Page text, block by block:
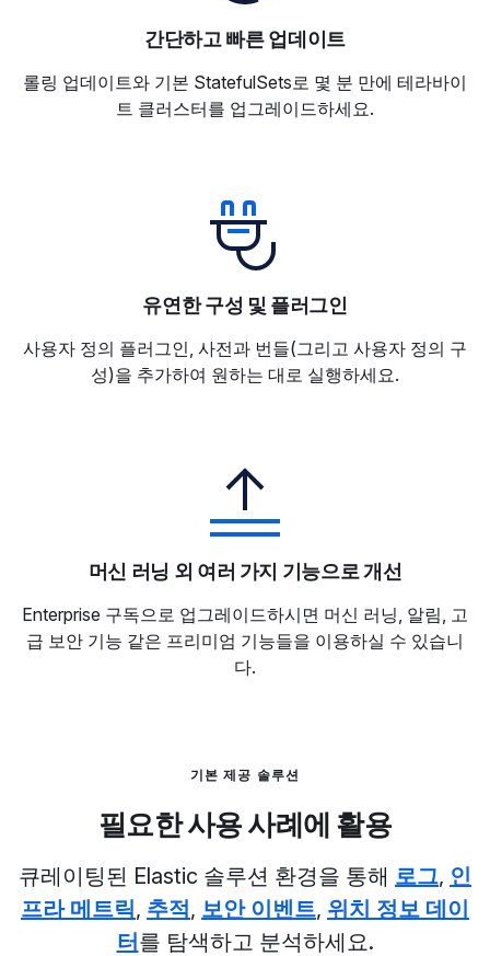
간단하고 빠른 업데이트
롤링 업데이트와 기본 StatefulSets로 몇 분 만에 테라바이
트 클러스터를 업그레이드하세요.
유연한 구성 및 플러그인
사용자 정의 플러그인, 사전과 번들(그리고 사용자 정의 구
성)을 추가하여 원하는 대로 실행하세요.
머신 러닝 외 여러 가지 기능으로 개선
Enterprise 구독으로 업그레이드하시면 머신 러닝, 알림, 고
급 보안 기능 같은 프리미엄 기능들을 이용하실 수 있습니
다.
기본 제공 솔루션
필요한 사용 사례에 활용
큐레이팅된 Elastic 솔루션 환경을 통해 로그, 인
프라 메트릭, 추적, 보안 이벤트, 위치 정보 데이
터를 탐색하고 분석하세요.